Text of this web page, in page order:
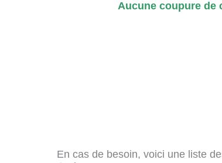
Aucune coupure de
En cas de besoin, voici une liste